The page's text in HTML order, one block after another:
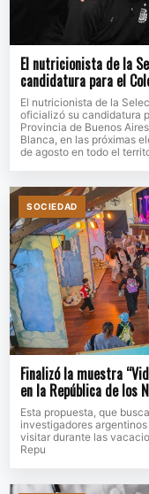
El nutricionista de la
candidatura para el
El nutricionista de la
oficializó su candidatura
Provincia de Buenos
Blanca, en las próximas
de agosto en todo el
SOCIEDAD
Finalizó la muestra
en la República de los
Esta propuesta, que
investigadores
visitar durante las
Repu